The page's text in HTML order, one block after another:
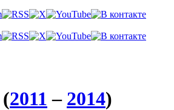
2011 – 2014)